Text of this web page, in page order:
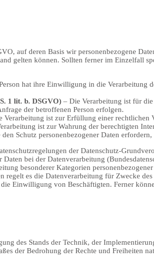
auf deren Basis wir personenbezogene
gelten können. Sollten ferner im Einzelfall
hat ihre Einwilligung in die Verarbeitung
1 lit. b. DSGVO) – Die Verarbeitung ist für
der betroffenen Person erfolgen.
Verarbeitung ist zur Erfüllung einer
ist zur Wahrung der berechtigten
Schutz personenbezogener Daten erfordern,
der Datenschutz-
bei der Datenverarbeitung
besonderer Kategorien
es die Datenverarbeitung für Zwecke
Einwilligung von Beschäftigten. Ferner
des Stands der Technik, der
der Bedrohung der Rechte und Freiheiten